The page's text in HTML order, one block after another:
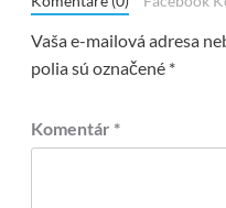
Vaša e-mailová adresa
polia sú označené *
Komentár *